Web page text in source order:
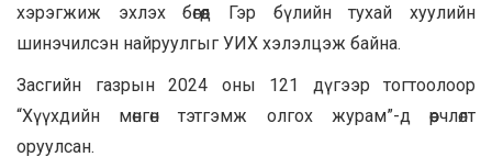
хэрэгжиж эхлэх бөгөөд Гэр бүлийн тухай хуулийн
шинэчилсэн найруулгыг УИХ хэлэлцэж байна.
Засгийн газрын 2024 оны 121 дүгээр тогтоолоор
“Хүүхдийн мөнгөн тэтгэмж олгох журам”-д өөрчлөлт
оруулсан.